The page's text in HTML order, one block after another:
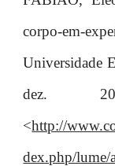
corpo-em-
Universidade
dez.
<http://
dex.php/lume/